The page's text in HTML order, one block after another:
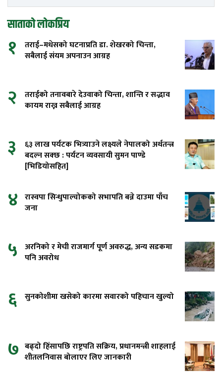
साताको लोकप्रिय
१
तराई–मधेसको घटनाप्रति डा. शेखरको चिन्ता,
सबैलाई संयम अपनाउन आग्रह
२
तराईको तनावबारे देउवाको चिन्ता, शान्ति र सद्भाव
कायम राख्न सबैलाई आग्रह
३
६३ लाख पर्यटक भित्र्याउने लक्ष्यले नेपालको अर्थतन्त्र
बदल्न सक्छ : पर्यटन व्यवसायी सुमन पाण्डे
[भिडियोसहित]
४ रास्वपा सिन्धुपाल्चोकको सभापति बन्ने दाउमा पाँच
जना
५ अरनिको र मेची राजमार्ग पूर्ण अवरुद्ध, अन्य सडकमा
पनि अवरोध
६ सुनकोशीमा खसेको कारमा सवारको पहिचान खुल्यो
७ बढ्दो हिंसापछि राष्ट्रपति सक्रिय, प्रधानमन्त्री शाहलाई
शीतलनिवास बोलाएर लिए जानकारी